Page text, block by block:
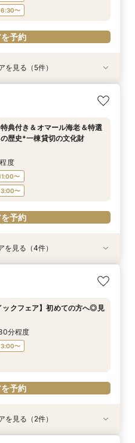
〜
予約
万円特典プレゼント◆憧れの
万相当*特選牛＆海の幸試食付
度
〜
予約
ご相談会
予約
あんしん相談会】無料試食付
予約
典／【和婚×158年の歴史】豪
ント◆特選牛＆海の幸Wメイ
度
〜
予約
】老舗料亭の和食文化とフレ
特選牛フィレ試食付
〜
予約
を見る（5件）
付き＆オマール海老＆特選
歴史*一棟貸切の文化財
度
〜
〜
予約
13:00〜
ックフェア】初めての方へ◎見
】見学前に不安解消◎あんし
得”に結婚式を◆140万特典◆あ
を見る（4件）
ックフェア】初めての方へ◎見
分程度
〜
予約
を見る（2件）